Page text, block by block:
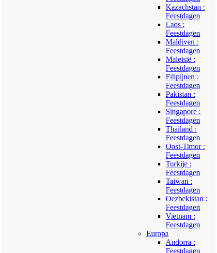
Kazachstan :
Feestdagen
Laos :
Feestdagen
Maldiven :
Feestdagen
Maleisië :
Feestdagen
Filipijnen :
Feestdagen
Pakistan :
Feestdagen
Singapore :
Feestdagen
Thailand :
Feestdagen
Oost-Timor :
Feestdagen
Turkije :
Feestdagen
Taiwan :
Feestdagen
Oezbekistan :
Feestdagen
Vietnam :
Feestdagen
Europa
Andorra :
Feestdagen